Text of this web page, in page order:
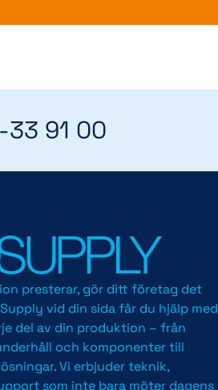
33 91 00
presterar, gör ditt företag det
vid din sida får du hjälp med
del av din produktion – från
och komponenter till
Vi erbjuder teknik,
som inte bara möter dagens